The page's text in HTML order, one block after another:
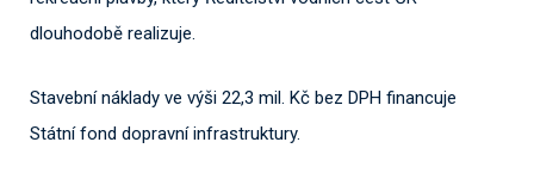
dlouhodobě realizuje.
Stavební náklady ve výši 22,3 mil. Kč bez DPH financuje
Státní fond dopravní infrastruktury.